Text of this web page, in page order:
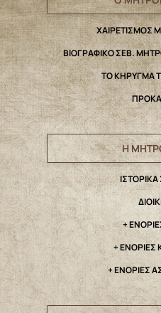
ΧΑΙΡΕΤΙΣΜΟΣ
ΒΙΟΓΡΑΦΙΚΟ ΣΕΒ.
ΤΟ ΚΗΡΥΓΜΑ
Η
IΣΤΟΡΙΚΑ
+
+
+ ΕΝΟΡΙΕΣ